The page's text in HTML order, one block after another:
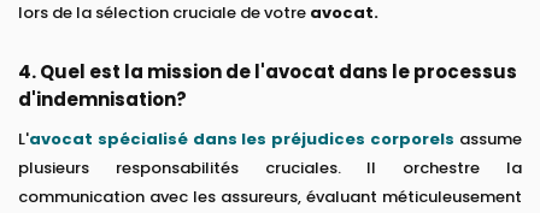
lors de la sélection cruciale de votre avocat.
4. Quel est la mission de l'avocat dans le processus
d'indemnisation?
L'avocat spécialisé dans les préjudices corporels assume
plusieurs responsabilités cruciales. Il orchestre la
communication avec les assureurs, évaluant méticuleusement